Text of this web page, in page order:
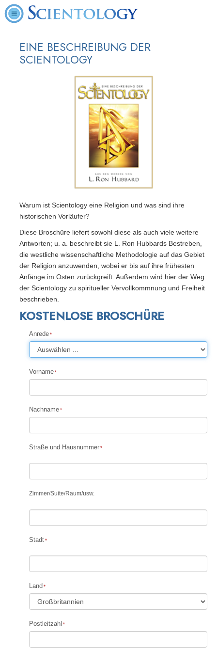
EINE BESCHREIBUNG DER
SCIENTOLOGY
Warum ist Scientology eine Religion und was sind ihre
historischen Vorläufer?
Diese Broschüre liefert sowohl diese als auch viele weitere
Antworten; u. a. beschreibt sie L. Ron Hubbards Bestreben,
die westliche wissenschaftliche Methodologie auf das Gebiet
der Religion anzuwenden, wobei er bis auf ihre frühesten
Anfänge im Osten zurückgreift. Außerdem wird hier der Weg
der Scientology zu spiritueller Vervollkommnung und Freiheit
beschrieben.
KOSTENLOSE BROSCHÜRE
Anrede
Vorname
Nachname
Straße und Hausnummer
Zimmer/Suite/Raum/usw.
Stadt
Land
Postleitzahl